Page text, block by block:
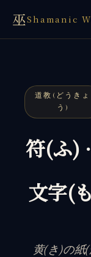
巫Shamanic
道教(どうきょ
う)
符(ふ)
文字(
黄(き)の紙